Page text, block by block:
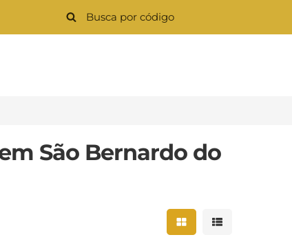
São Bernardo do
Mostrar resultados
Mostrar